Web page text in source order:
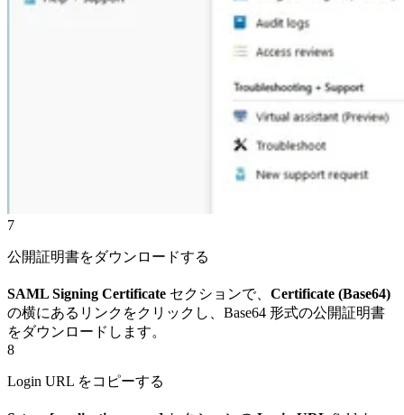
7
公開証明書をダウンロードする
SAML Signing Certificate セクションで、 Certificate (Base64)
の横にあるリンクをクリックし、Base64 形式の公開証明書
をダウンロードします。
8
Login URL をコピーする